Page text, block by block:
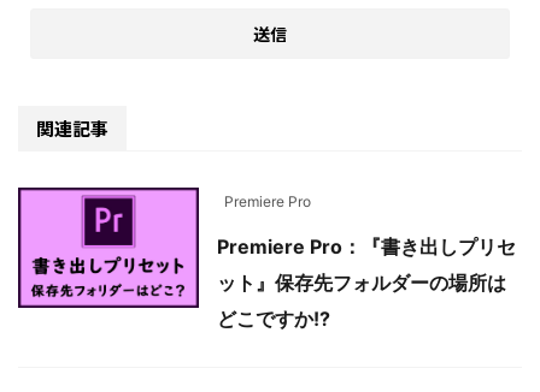
関連記事
Premiere Pro
Premiere Pro：『書き出しプリセ
ット』保存先フォルダーの場所は
どこですか!?